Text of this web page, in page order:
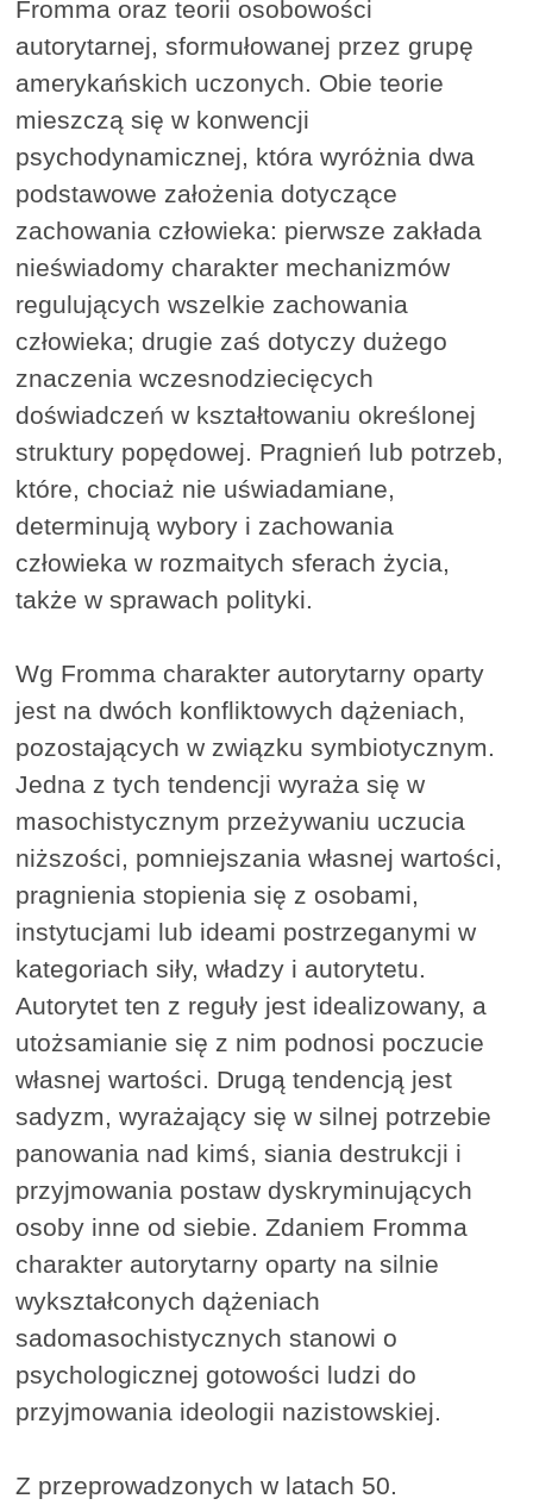
Fromma oraz teorii osobowości
autorytarnej, sformułowanej przez grupę
amerykańskich uczonych. Obie teorie
mieszczą się w konwencji
psychodynamicznej, która wyróżnia dwa
podstawowe założenia dotyczące
zachowania człowieka: pierwsze zakłada
nieświadomy charakter mechanizmów
regulujących wszelkie zachowania
człowieka; drugie zaś dotyczy dużego
znaczenia wczesnodziecięcych
doświadczeń w kształtowaniu określonej
struktury popędowej. Pragnień lub potrzeb,
które, chociaż nie uświadamiane,
determinują wybory i zachowania
człowieka w rozmaitych sferach życia,
także w sprawach polityki.
Wg Fromma charakter autorytarny oparty
jest na dwóch konfliktowych dążeniach,
pozostających w związku symbiotycznym.
Jedna z tych tendencji wyraża się w
masochistycznym przeżywaniu uczucia
niższości, pomniejszania własnej wartości,
pragnienia stopienia się z osobami,
instytucjami lub ideami postrzeganymi w
kategoriach siły, władzy i autorytetu.
Autorytet ten z reguły jest idealizowany, a
utożsamianie się z nim podnosi poczucie
własnej wartości. Drugą tendencją jest
sadyzm, wyrażający się w silnej potrzebie
panowania nad kimś, siania destrukcji i
przyjmowania postaw dyskryminujących
osoby inne od siebie. Zdaniem Fromma
charakter autorytarny oparty na silnie
wykształconych dążeniach
sadomasochistycznych stanowi o
psychologicznej gotowości ludzi do
przyjmowania ideologii nazistowskiej.
Z przeprowadzonych w latach 50.